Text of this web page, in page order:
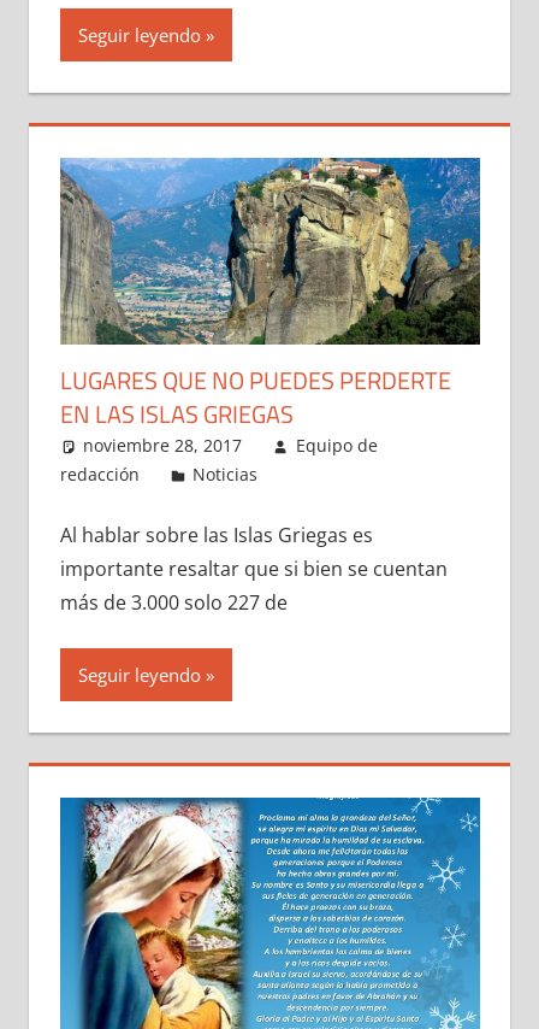
Seguir leyendo
LUGARES QUE NO PUEDES PERDERTE
EN LAS ISLAS GRIEGAS
noviembre 28, 2017
Equipo de
redacción
Noticias
Al hablar sobre las Islas Griegas es
importante resaltar que si bien se cuentan
más de 3.000 solo 227 de
Seguir leyendo